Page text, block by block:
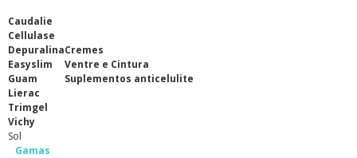
Caudalie
Cellulase
Depuralina
Easyslim
Guam
Lierac
Trimgel
Vichy
Cremes
Ventre e Cintura
Suplementos anticelulite
Sol
Gamas